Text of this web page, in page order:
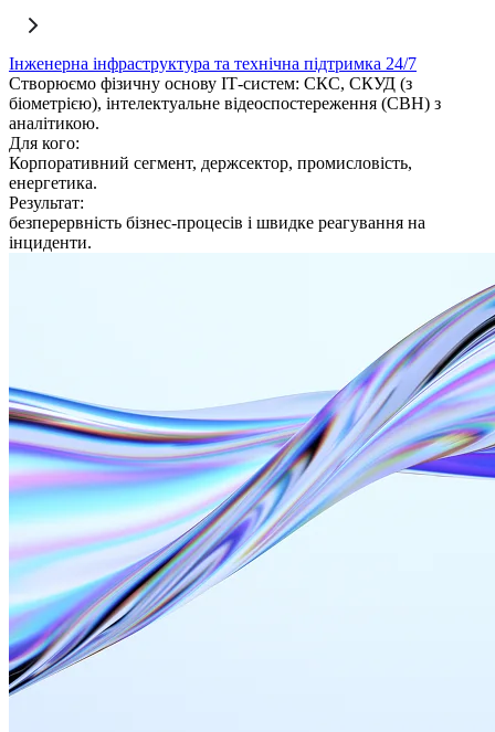
Інженерна інфраструктура та технічна підтримка 24/7
Створюємо фізичну основу ІТ-систем: СКС, СКУД (з
біометрією), інтелектуальне відеоспостереження (СВН) з
аналітикою.
Для кого:
Корпоративний сегмент, держсектор, промисловість,
енергетика.
Результат:
безперервність бізнес-процесів і швидке реагування на
інциденти.